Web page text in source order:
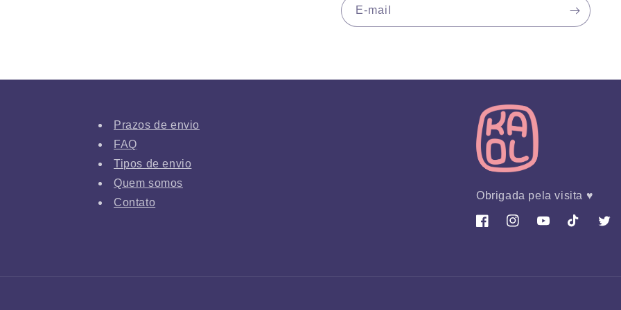
E-mail
Prazos de envio
FAQ
Tipos de envio
Quem somos
Contato
Obrigada pela visita ♥
FacebookInstagramYouTubeTikTok